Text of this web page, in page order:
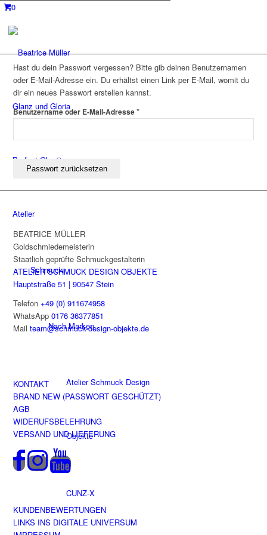
0
Glanz und Gloria
Perfect Glas®
Atelier
Schmuck
Nach Marken
Atelier Schmuck Design
Objekte
CUNZ-X
Hast du dein Passwort vergessen? Bitte gib deinen Benutzernamen
oder E-Mail-Adresse ein. Du erhältst einen Link per E-Mail, womit du
dir ein neues Passwort erstellen kannst.
Benutzername oder E-Mail-Adresse*Erforderlich
Passwort zurücksetzen
BEATRICE MÜLLER
Goldschmiedemeisterin
Staatlich geprüfte Schmuckgestalterin
ATELIER SCHMUCK DESIGN OBJEKTE
Hauptstraße 51 | 90547 Stein
Telefon+49 (0) 911674958
WhatsApp0176 36377851
Mailteam@schmuck-design-objekte.de
KONTAKT
BRAND NEW (PASSWORT GESCHÜTZT)
AGB
WIDERUFSBELEHRUNG
VERSAND UND LIEFERUNG
KUNDENBEWERTUNGEN
LINKS INS DIGITALE UNIVERSUM